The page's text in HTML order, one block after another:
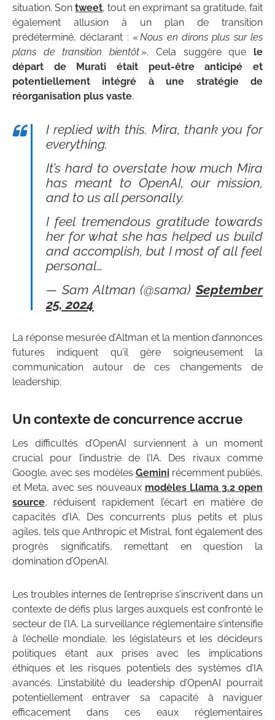
situation. Sontweet, tout en exprimant sa gratitude, fait
également allusion à un plan de transition
prédéterminé, déclarant : «Nous en dirons plus sur les
plans de transition bientôt ». Cela suggère que le
départ de Murati était peut-être anticipé et
potentiellement intégré à une stratégie de
réorganisation plus vaste.
I replied with this. Mira, thank you for
everything.
It’s hard to overstate how much Mira
has meant to OpenAI, our mission,
and to us all personally.
I feel tremendous gratitude towards
her for what she has helped us build
and accomplish, but I most of all feel
personal…
— Sam Altman (@sama)September
25, 2024
La réponse mesurée d’Altman et la mention d’annonces
futures indiquent qu’il gère soigneusement la
communication autour de ces changements de
leadership.
Un contexte de concurrence accrue
Les difficultés d’OpenAI surviennent à un moment
crucial pour l’industrie de l’IA. Des rivaux comme
Google, avec ses modèles Gemini récemment publiés,
et Meta, avec ses nouveaux modèles Llama 3.2 open
source, réduisent rapidement l’écart en matière de
capacités d’IA. Des concurrents plus petits et plus
agiles, tels que Anthropic et Mistral, font également des
progrès significatifs, remettant en question la
domination d’OpenAI.
Les troubles internes de l’entreprise s’inscrivent dans un
contexte de défis plus larges auxquels est confronté le
secteur de l’IA. La surveillance réglementaire s’intensifie
à l’échelle mondiale, les législateurs et les décideurs
politiques étant aux prises avec les implications
éthiques et les risques potentiels des systèmes d’IA
avancés. L’instabilité du leadership d’OpenAI pourrait
potentiellement entraver sa capacité à naviguer
efficacement dans ces eaux réglementaires